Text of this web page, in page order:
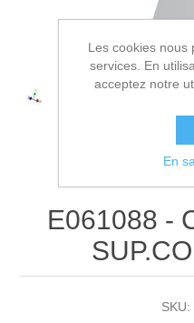
E061088 -
SKU:
Les cookies nous
services. En
acceptez notre
En